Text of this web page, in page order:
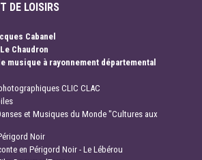
DE LOISIRS
Cabanel
Chaudron
musique à rayonnement départemental
CLIC CLAC
et Musiques du Monde "Cultures aux
Noir
en Périgord Noir - Le Lébérou